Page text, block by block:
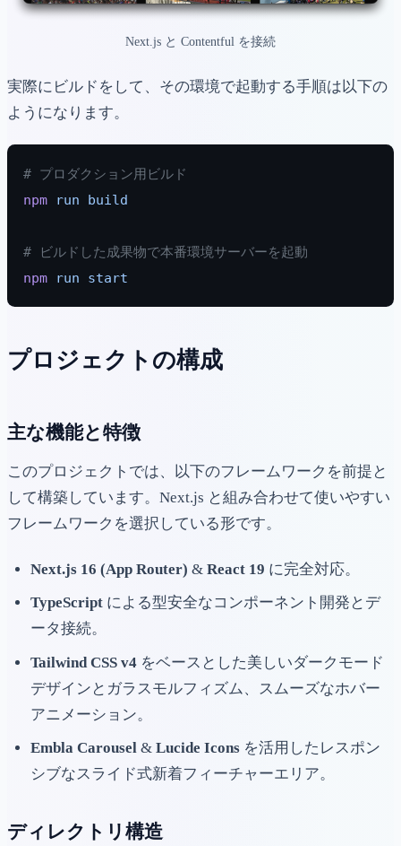
Next.js と Contentful を接続
実際にビルドをして、その環境で起動する手順は以下の
ようになります。
# プロダクション用ビルド
npm run build
# ビルドした成果物で本番環境サーバーを起動
npm run start
プロジェクトの構成
主な機能と特徴
このプロジェクトでは、以下のフレームワークを前提と
して構築しています。Next.js と組み合わせて使いやすい
フレームワークを選択している形です。
Next.js 16 (App Router) & React 19 に完全対応。
TypeScriptによる型安全なコンポーネント開発とデ
ータ接続。
Tailwind CSS v4をベースとした美しいダークモード
デザインとガラスモルフィズム、スムーズなホバー
アニメーション。
Embla Carousel& Lucide Iconsを活用したレスポン
シブなスライド式新着フィーチャーエリア。
ディレクトリ構造